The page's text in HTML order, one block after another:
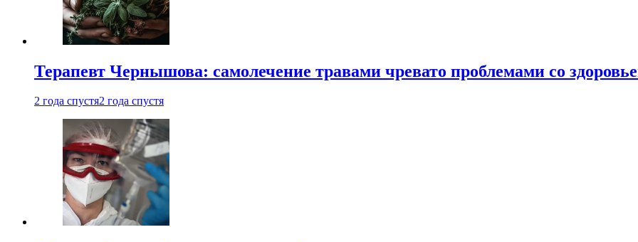
Терапевт Чернышова: самолечение травами чревато проблемами со
2 года спустя2 года спустя